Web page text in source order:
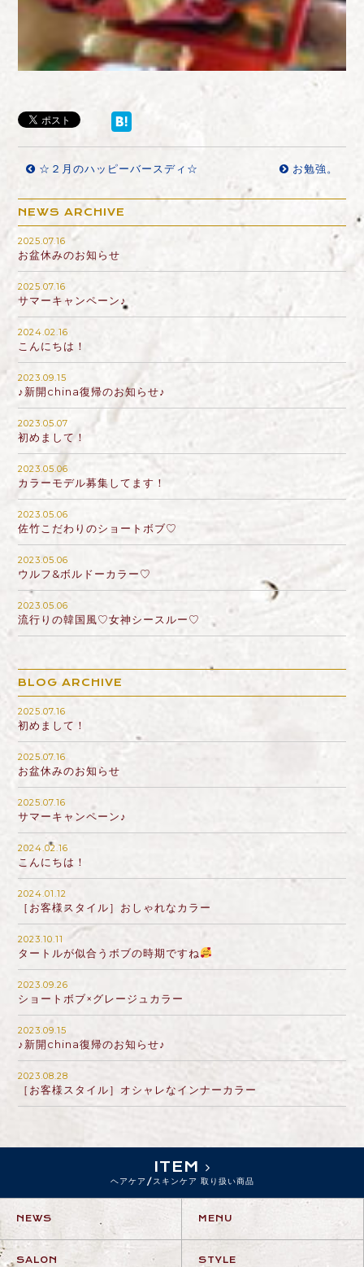
☆２月のハッピーバースディ☆ お勉強。
NEWS ARCHIVE
2025.07.16
お盆休みのお知らせ
2025.07.16
サマーキャンペーン♪
2024.02.16
こんにちは！
2023.09.15
♪新開china復帰のお知らせ♪
2023.05.07
初めまして！
2023.05.06
カラーモデル募集してます！
2023.05.06
佐竹こだわりのショートボブ♡
2023.05.06
ウルフ&ボルドーカラー♡
2023.05.06
流行りの韓国風♡女神シースルー♡
BLOG ARCHIVE
2025.07.16
初めまして！
2025.07.16
お盆休みのお知らせ
2025.07.16
サマーキャンペーン♪
2024.02.16
こんにちは！
2024.01.12
［お客様スタイル］おしゃれなカラー
2023.10.11
タートルが似合うボブの時期ですね
2023.09.26
ショートボブ×グレージュカラー
2023.09.15
♪新開china復帰のお知らせ♪
2023.08.28
［お客様スタイル］オシャレなインナーカラー
ITEM
ヘアケア/スキンケア 取り扱い商品
NEWS MENU
SALON STYLE